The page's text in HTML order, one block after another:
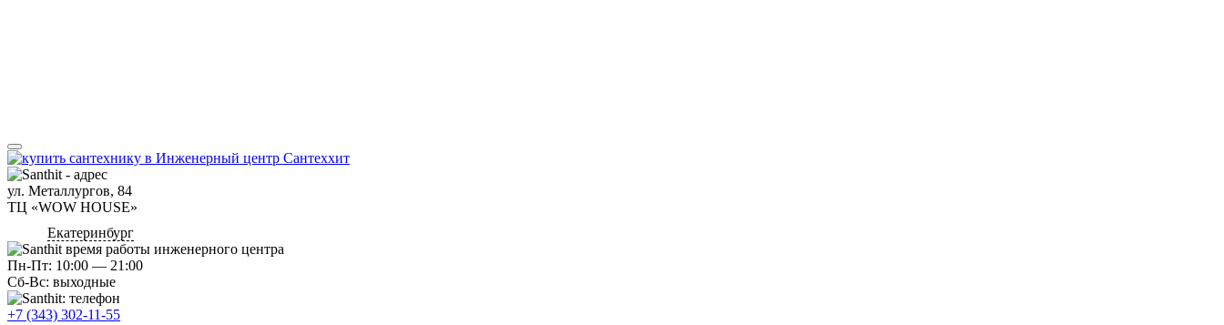
ул. Металлургов, 84
ТЦ «WOW HOUSE»
Екатеринбург
Пн-Пт: 10:00 — 21:00
Сб-Вс: выходные
+7 (343) 302-11-55